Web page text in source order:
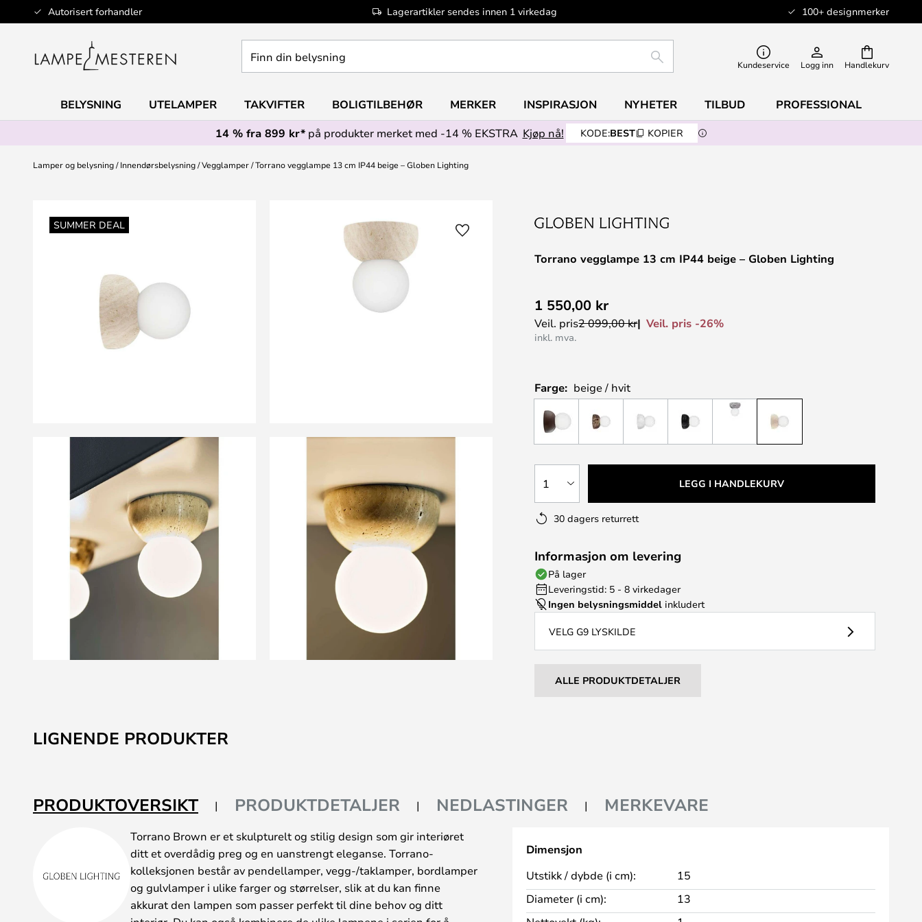
Autorisert forhandler Lagerartikler sendes innen 1 virkedag 100+ designmerker
Hopp
til
Handlekurv
din
SØK Kundeservice Logg inn
BELYSNING UTELAMPER TAKVIFTER BOLIGTILBEHØR MERKER INSPIRASJON NYHETER TILBUD
PROFESSIONAL
14 % fra 899 kr*på produkter merket med -14 % EKSTRA Kjøp nå! KODE:BEST KOPIER
Lamper og belysning Innendørsbelysning Vegglamper Torrano vegglampe 13 cm IP44 beige – Globen Lighting
SUMMER DEAL
bildegalleri
Torrano vegglampe 13 cm IP44 beige – Globen Lighting
1 550,00 kr
Veil. pris2 099,00 kr Veil. pris -26%
inkl. mva.
Farge: beige / hvit
1 LEGG I HANDLEKURV
30 dagers returrett
Informasjon om levering
På lager
Leveringstid: 5 - 8 virkedager
Ingen belysningsmiddel inkludert
VELG G9 LYSKILDE
ALLE PRODUKTDETALJER
LIGNENDE PRODUKTER
PRODUKTOVERSIKT PRODUKTDETALJER NEDLASTINGER MERKEVARE
Torrano Brown er et skulpturelt og stilig design som gir interiøret
ditt et overdådig preg og en uanstrengt eleganse. Torrano-
kolleksjonen består av pendellamper, vegg-/taklamper, bordlamper
og gulvlamper i ulike farger og størrelser, slik at du kan finne
akkurat den lampen som passer perfekt til dine behov og ditt
Dimensjon
Utstikk / dybde (i cm):
15
Diameter (i cm):
13